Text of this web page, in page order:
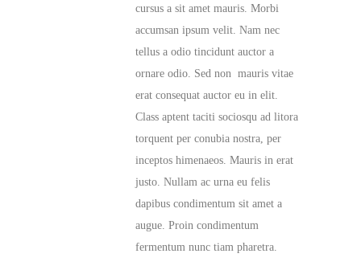
cursus a sit amet mauris. Morbi
accumsan ipsum velit. Nam nec
tellus a odio tincidunt auctor a
ornare odio. Sed non mauris vitae
erat consequat auctor eu in elit.
Class aptent taciti sociosqu ad litora
torquent per conubia nostra, per
inceptos himenaeos. Mauris in erat
justo. Nullam ac urna eu felis
dapibus condimentum sit amet a
augue. Proin condimentum
fermentum nunc tiam pharetra.